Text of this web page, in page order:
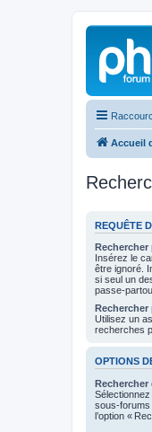
Accueil
REQUÊTE
Rechercher
Insérez le
être ignoré.
si seul un
passe-
Rechercher
Utilisez un
recherches
OPTIONS
Rechercher
sous-forums
l’option «